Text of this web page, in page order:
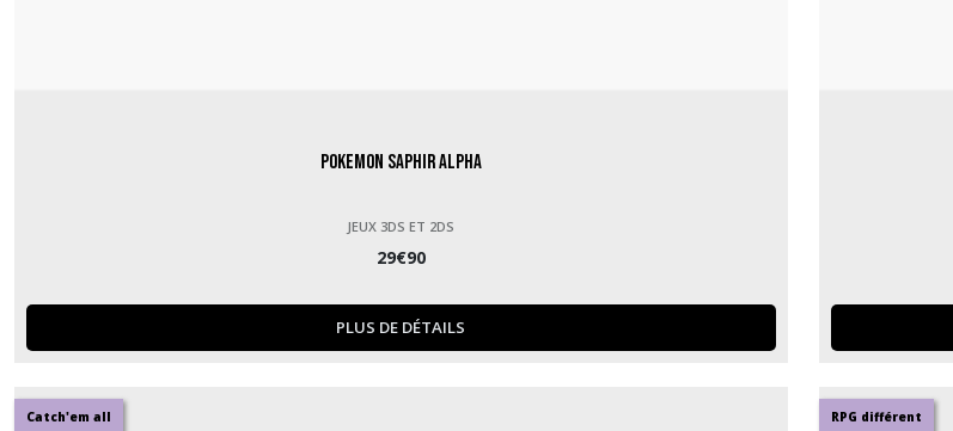
Pokemon Saphir Alpha
JEUX 3DS ET 2DS
29€90
PLUS DE DÉTAILS
Catch'em all RPG différent